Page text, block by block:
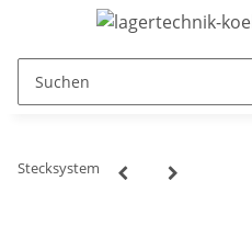
Stecksystem